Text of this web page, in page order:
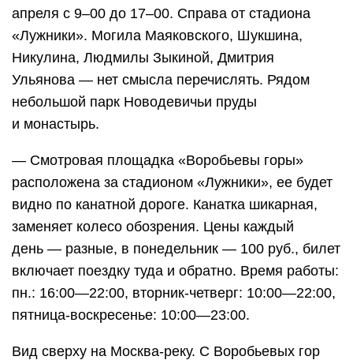
апреля с 9–00 до 17–00. Справа от стадиона
«Лужники». Могила Маяковского, Шукшина,
Никулина, Людмилы Зыкиной, Дмитрия
Ульянова — нет смысла перечислять. Рядом
небольшой парк Новодевичьи пруды
и монастырь.
— Смотровая площадка «Воробьевы горы»
расположена за стадионом «Лужники», ее будет
видно по канатной дороге. Канатка шикарная,
заменяет колесо обозрения. Цены каждый
день — разные, в понедельник — 100 руб., билет
включает поездку туда и обратно. Время работы:
пн.: 16:00—22:00, вторник-четверг: 10:00—22:00,
пятница-воскресенье: 10:00—23:00.
Вид сверху на Москва-реку. С Воробьевых гор